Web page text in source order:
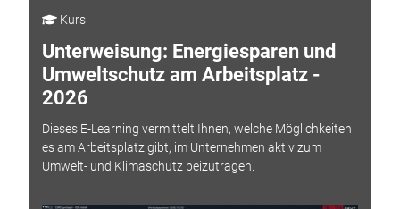
Kurs
Unterweisung: Energiesparen und
Umweltschutz am Arbeitsplatz -
2026
Dieses E-Learning vermittelt Ihnen, welche Möglichkeiten
es am Arbeitsplatz gibt, im Unternehmen aktiv zum
Umwelt- und Klimaschutz beizutragen.